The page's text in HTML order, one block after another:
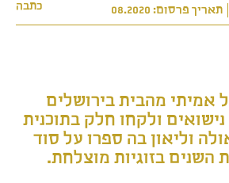
תאריך פרסום: 08.2020 כתבה
אמיתי מהבית בירושלים
שנות נישואים ולקחו חלק בתוכנית
וליאון בה ספרו על סוד
השנים בזוגיות מוצלחת.